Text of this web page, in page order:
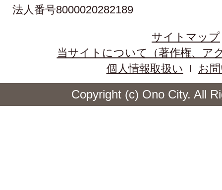
法人番号8000020282189
サイトマップ
当サイトについて（著作権、ア
個人情報取扱い
お
Copyright (c) Ono City. All